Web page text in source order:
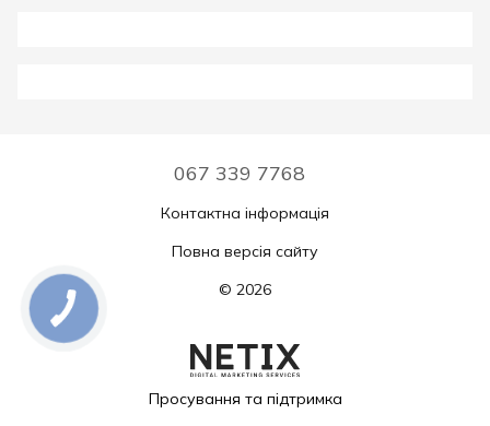
067 339 7768
Контактна інформація
Повна версія сайту
© 2026
Просування та підтримка